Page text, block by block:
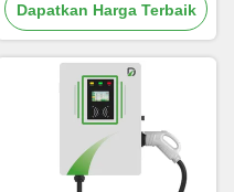
IP54
Dapatkan Harga Terbaik